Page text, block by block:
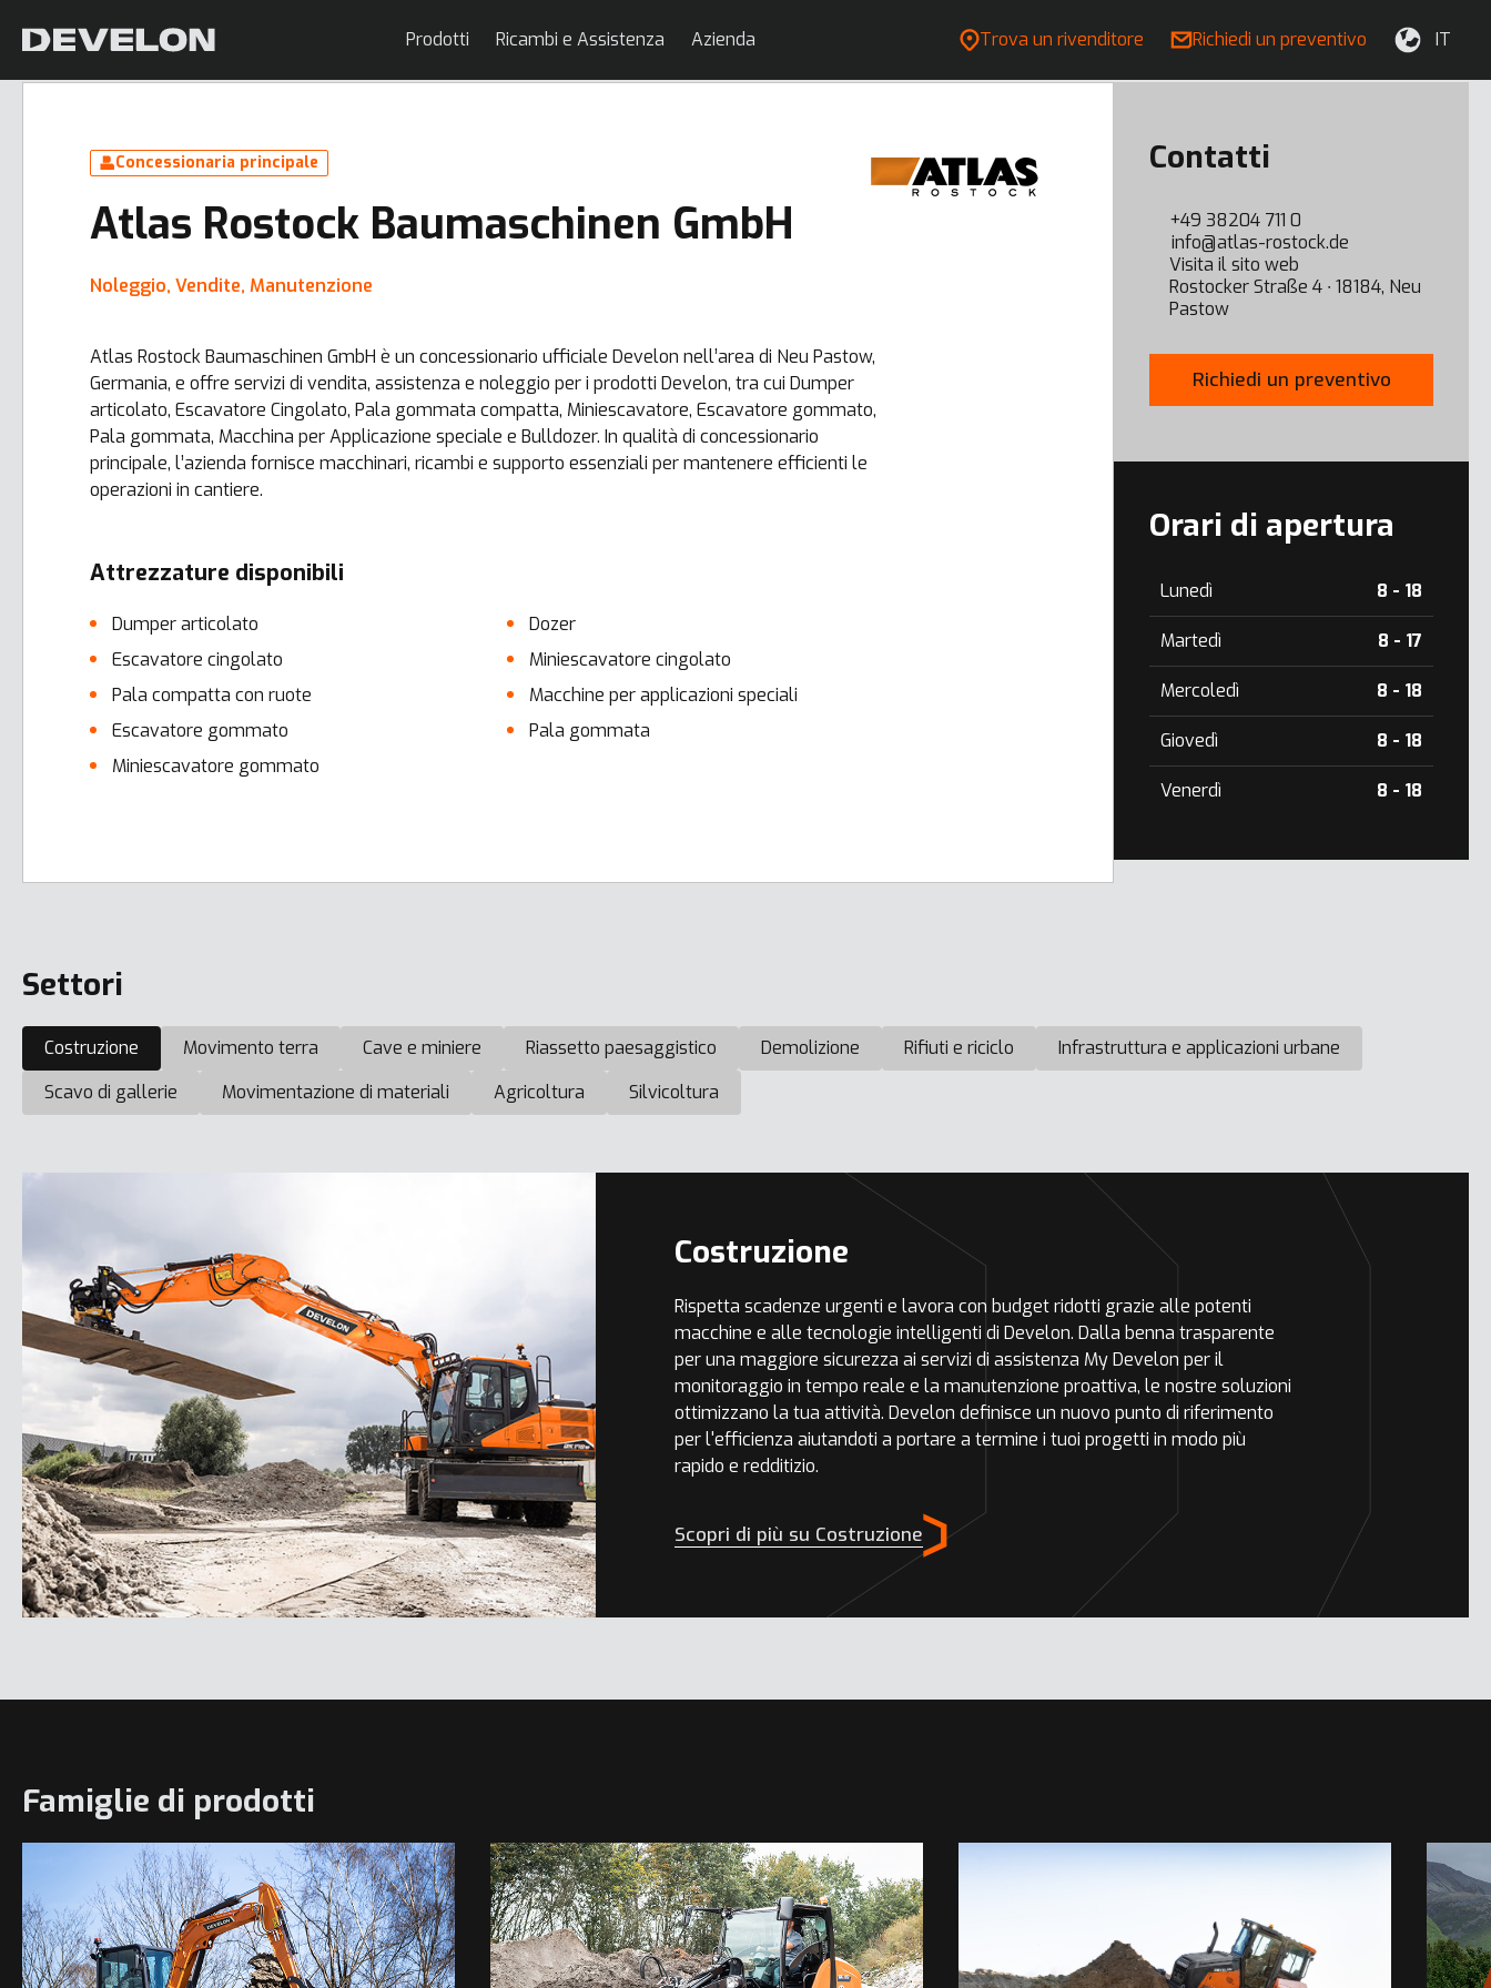
Prodotti Ricambi e Assistenza Azienda Trova un rivenditore Richiedi un preventivo IT
Concessionaria principale
Atlas Rostock Baumaschinen GmbH
Noleggio, Vendite, Manutenzione
Atlas Rostock Baumaschinen GmbH è un concessionario ufficiale Develon nell’area di Neu Pastow,
Germania, e offre servizi di vendita, assistenza e noleggio per i prodotti Develon, tra cui Dumper
articolato, Escavatore Cingolato, Pala gommata compatta, Miniescavatore, Escavatore gommato,
Pala gommata, Macchina per Applicazione speciale e Bulldozer. In qualità di concessionario
principale, l’azienda fornisce macchinari, ricambi e supporto essenziali per mantenere efficienti le
operazioni in cantiere.
Attrezzature disponibili
Dumper articolato
Dozer
Escavatore cingolato
Miniescavatore cingolato
Pala compatta con ruote
Macchine per applicazioni speciali
Escavatore gommato
Pala gommata
Miniescavatore gommato
Contatti
+49 38204 711 0
info@atlas-rostock.de
Visita il sito web
Rostocker Straße 4 ∙ 18184, Neu
Pastow
Richiedi un preventivo
Orari di apertura
Lunedì 8 - 18
Martedì 8 - 17
Mercoledì 8 - 18
Giovedì 8 - 18
Venerdì 8 - 18
Settori
Costruzione Movimento terra Cave e miniere Riassetto paesaggistico Demolizione Rifiuti e riciclo
Infrastruttura e applicazioni urbane
Scavo di gallerie
Movimentazione di materiali Agricoltura Silvicoltura
Costruzione
Rispetta scadenze urgenti e lavora con budget ridotti grazie alle potenti
macchine e alle tecnologie intelligenti di Develon. Dalla benna trasparente
per una maggiore sicurezza ai servizi di assistenza My Develon per il
monitoraggio in tempo reale e la manutenzione proattiva, le nostre soluzioni
ottimizzano la tua attività. Develon definisce un nuovo punto di riferimento
per l'efficienza aiutandoti a portare a termine i tuoi progetti in modo più
rapido e redditizio.
Scopri di più su Costruzione
Famiglie di prodotti